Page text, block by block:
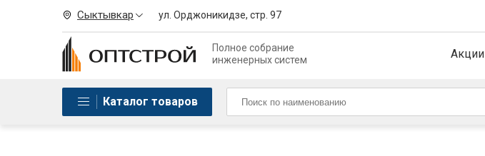
Сыктывкар ул. Орджоникидзе, стр. 97
Полное собрание
инженерных систем
Акции
Каталог товаров